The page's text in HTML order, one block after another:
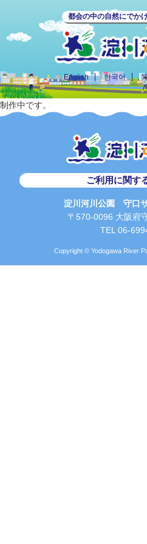
都会の中の自然にでか
English 한국어
制作中です。
ご利用に関す
淀川河川公園 守口
〒570-0096 大阪府
TEL 06-
Copyright © Yodogawa River